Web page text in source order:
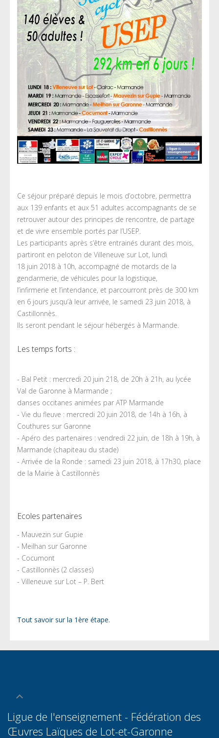
Ce séjour préparé depuis le mois d’octobre, permettra
aux 139 enfants et aux 51 adultes accompagnants de se
retrouver autour des principes de rencontre, de partage
et de vivre ensemble portés par l’USEP.
Les participants après s’être entrainés durant des mois,
partiront en peloton de Villeneuve sur Lot, lundi
18 juin 2018 à 10h, accompagné de motards de la
gendarmerie, de véhicules pour la logistique,
l’infirmerie et l’intendance, et parcourront près de 300 km
en 6 jours jusqu’à leur arrivée, le samedi 23 juin 2018, à
Castillonnès.
Ils seront pendant le séjour hébergés à Marmande.
Les temps forts :
- Bal Petit : mercredi 20 juin 218, de 20h à 21h, au lycée
Val de Garonne à Marmande ;
danses occitanes animées par ATP Marmande
- Vie du fleuve : mercredi 20 juin 2018, de 14h à 16h, à
Couthures sur Garonne
- Apéro des partenaires : vendredi 22 juin, de 18h à 19h, à
Marmande (chapiteau du stade)
- Arrivée de la Ronde : samedi 23 juin 2018, à 17h30, place
de la Mairie à Castillonnès
Ecoles partenaires
- Mauvezin sur Gupie
- Meilhan sur Garonne
- Cocumont
- Castillonnès (2 classes)
- Villeneuve sur Lot – P. Bert
Tout savoir sur la 1ère étape.
Ligue de l'enseignement - Fédération des
Œuvres Laïques de Lot-et-Garonne